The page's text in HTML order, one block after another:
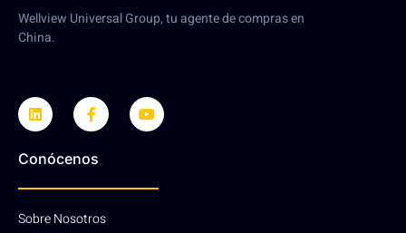
Wellview Universal Group, tu agente de compras en
China.
Conócenos
Sobre Nosotros